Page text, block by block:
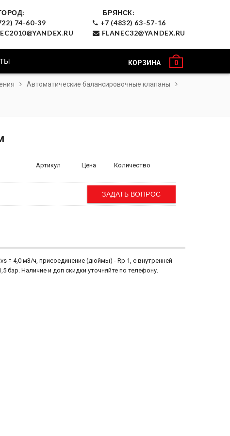
74-60-39
БРЯНСК:
+7 (4832) 63-57-16
FLANEC32@YANDEX.RU
КОРЗИНА 0
Автоматические балансировочные клапаны
Артикул Цена Количество
ЗАДАТЬ ВОПРОС
= 4,0 м3/ч, присоединение (дюймы) - Rp 1, с внутренней
бар. Наличие и доп скидки уточняйте по телефону.